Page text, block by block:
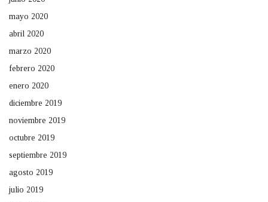
mayo 2020
abril 2020
marzo 2020
febrero 2020
enero 2020
diciembre 2019
noviembre 2019
octubre 2019
septiembre 2019
agosto 2019
julio 2019